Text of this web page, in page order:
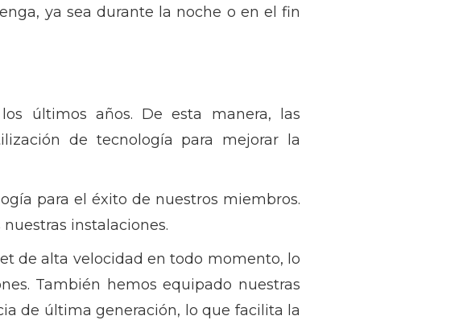
ya sea durante la noche o en el fin
últimos años. De esta manera, las
de tecnología para mejorar la
para el éxito de nuestros miembros.
instalaciones.
de alta velocidad en todo momento, lo
También hemos equipado nuestras
de última generación, lo que facilita la